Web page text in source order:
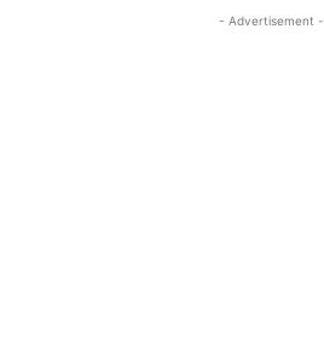
- Advertisement -